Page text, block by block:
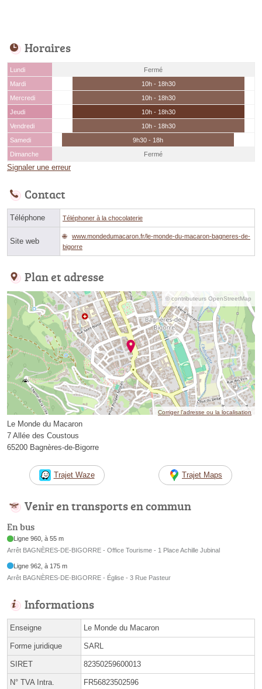
Horaires
Lundi
Fermé
Mardi
10h - 18h30
Mercredi
10h - 18h30
Jeudi
10h - 18h30
Vendredi
10h - 18h30
Samedi
9h30 - 18h
Dimanche
Fermé
Signaler une erreur
Contact
Téléphone Téléphoner à la chocolaterie
Site web
www.mondedumacaron.fr/le-monde-du-macaron-bagneres-de-
bigorre
Plan et adresse
© contributeurs OpenStreetMap
Corriger l’adresse ou la localisation
Le Monde du Macaron
7 Allée des Coustous
65200 Bagnères-de-Bigorre
Trajet Waze Trajet Maps
Venir en transports en commun
En bus
Ligne 960, à 55 m
Arrêt BAGNÈRES-DE-BIGORRE - Office Tourisme - 1 Place Achille Jubinal
Ligne 962, à 175 m
Arrêt BAGNÈRES-DE-BIGORRE - Église - 3 Rue Pasteur
Informations
Enseigne Le Monde du Macaron
Forme juridique SARL
SIRET 82350259600013
N° TVA Intra. FR56823502596